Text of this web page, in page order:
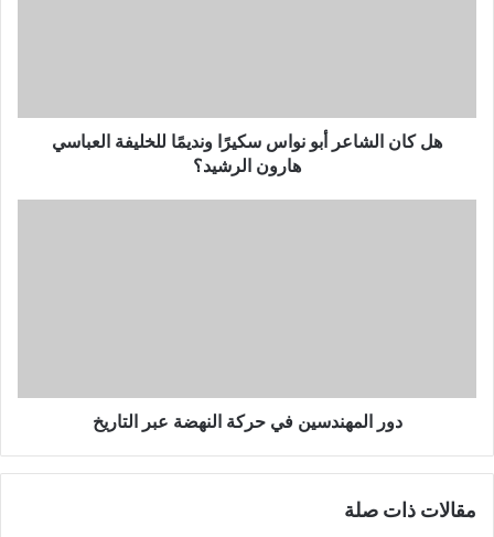
ا
د
هل كان الشاعر أبو نواس سكيرًا ونديمًا للخليفة العباسي
هارون الرشيد؟
د
ي
دور المهندسين في حركة النهضة عبر التاريخ
مقالات ذات صلة